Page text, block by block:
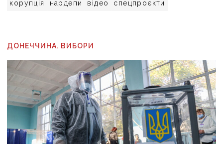
корупція
нардепи відео спецпроєкти
ДОНЕЧЧИНА. ВИБОРИ